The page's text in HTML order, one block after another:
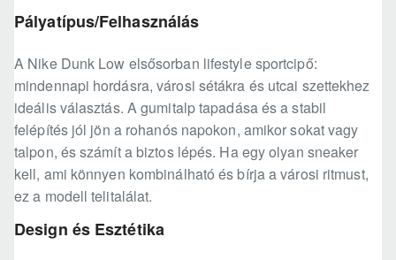
Pályatípus/Felhasználás
A Nike Dunk Low elsősorban lifestyle sportcipő:
mindennapi hordásra, városi sétákra és utcai szettekhez
ideális választás. A gumitalp tapadása és a stabil
felépítés jól jön a rohanós napokon, amikor sokat vagy
talpon, és számít a biztos lépés. Ha egy olyan sneaker
kell, ami könnyen kombinálható és bírja a városi ritmust,
ez a modell telitalálat.
Design és Esztétika